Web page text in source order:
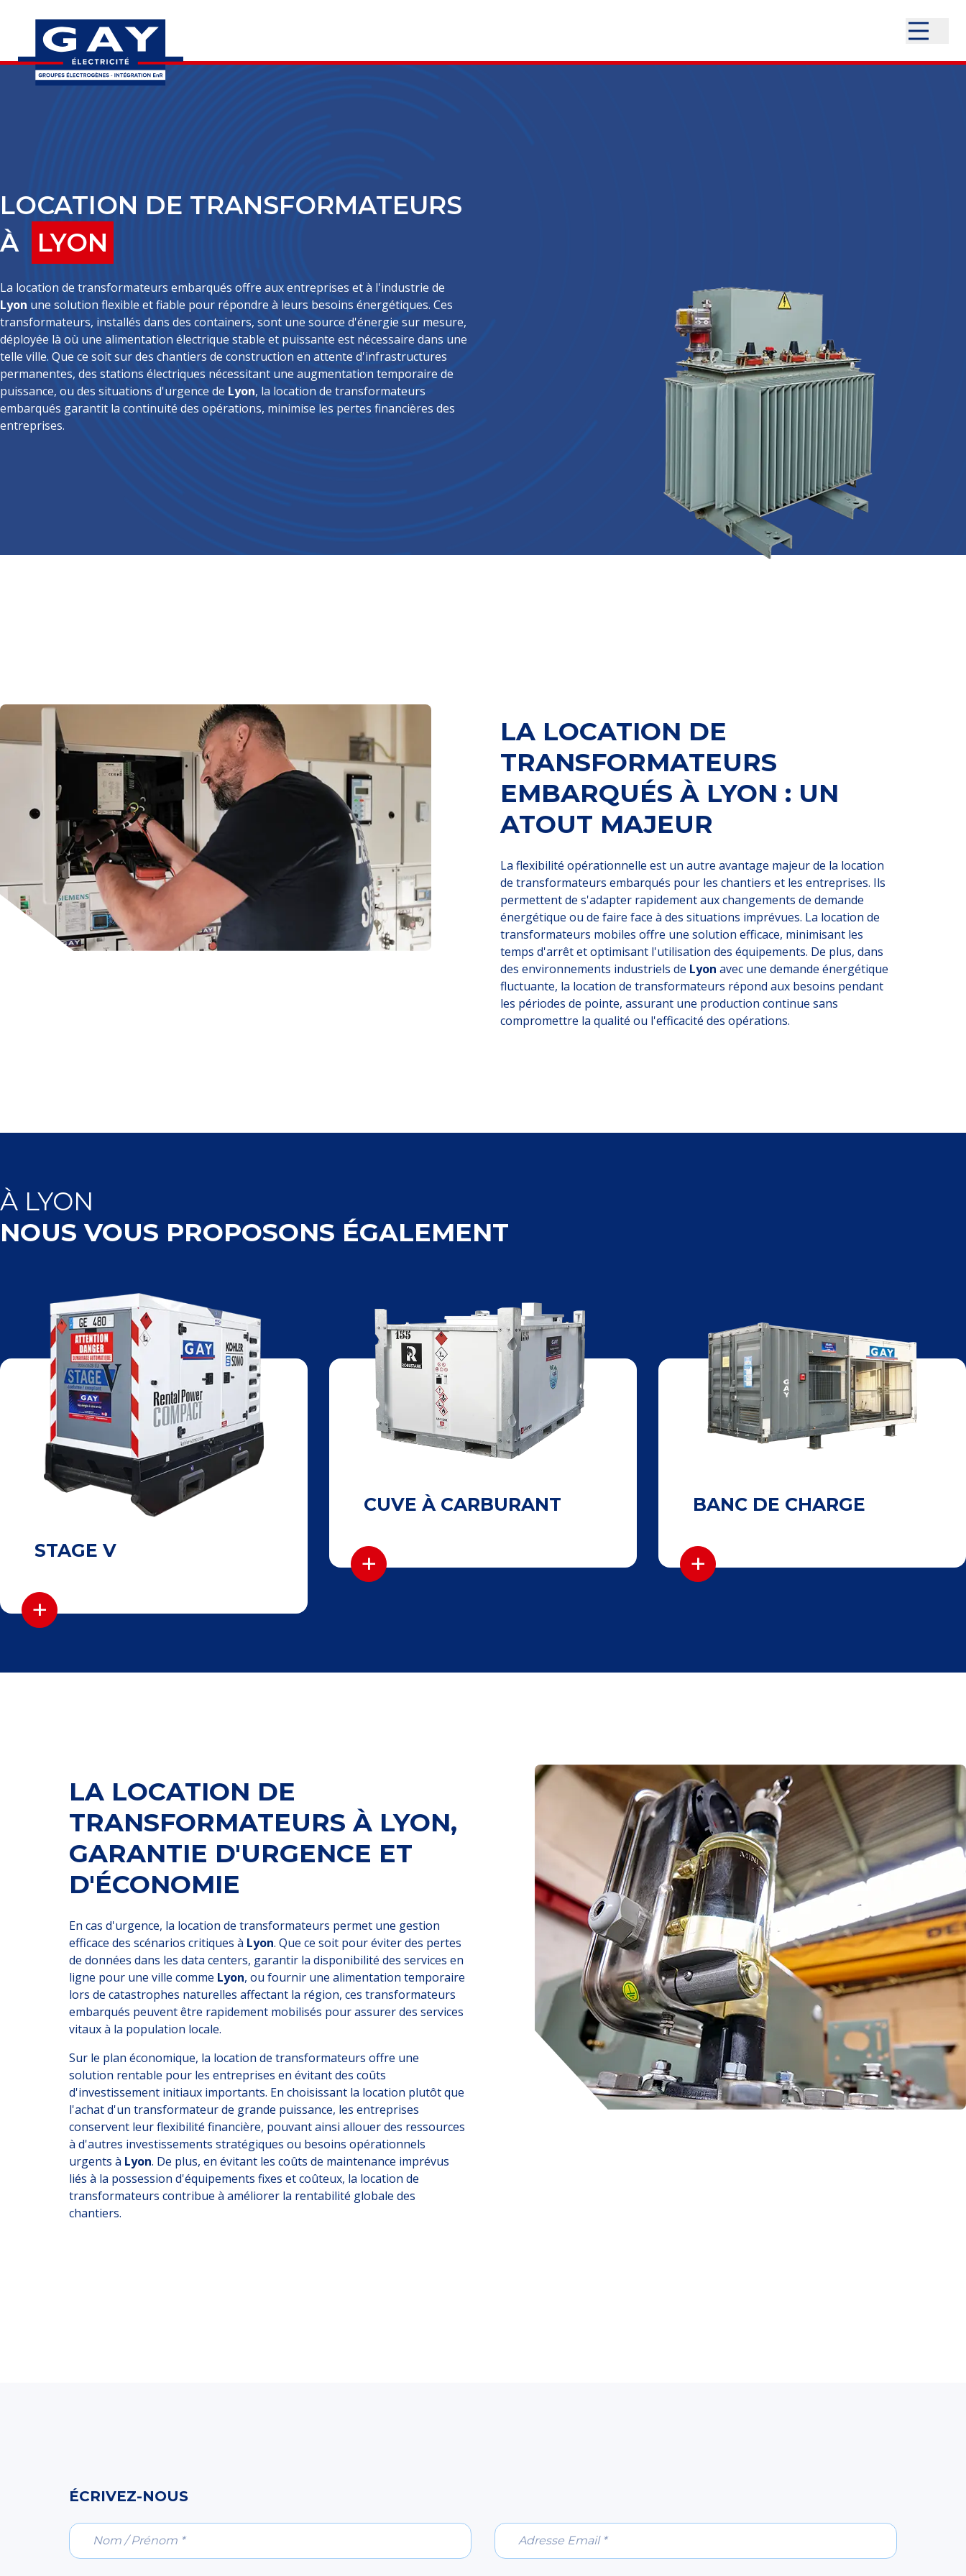
LOCATION DE TRANSFORMATEURS
À
LYON
La location de transformateurs embarqués offre aux entreprises et à l'industrie de
Lyon une solution flexible et fiable pour répondre à leurs besoins énergétiques. Ces
transformateurs, installés dans des containers, sont une source d'énergie sur mesure,
déployée là où une alimentation électrique stable et puissante est nécessaire dans une
telle ville. Que ce soit sur des chantiers de construction en attente d'infrastructures
permanentes, des stations électriques nécessitant une augmentation temporaire de
puissance, ou des situations d'urgence de Lyon, la location de transformateurs
embarqués garantit la continuité des opérations, minimise les pertes financières des
entreprises.
LA LOCATION DE
TRANSFORMATEURS
EMBARQUÉS À LYON : UN
ATOUT MAJEUR
La flexibilité opérationnelle est un autre avantage majeur de la location
de transformateurs embarqués pour les chantiers et les entreprises. Ils
permettent de s'adapter rapidement aux changements de demande
énergétique ou de faire face à des situations imprévues. La location de
transformateurs mobiles offre une solution efficace, minimisant les
temps d'arrêt et optimisant l'utilisation des équipements. De plus, dans
des environnements industriels de Lyon avec une demande énergétique
fluctuante, la location de transformateurs répond aux besoins pendant
les périodes de pointe, assurant une production continue sans
compromettre la qualité ou l'efficacité des opérations.
À LYON
NOUS VOUS PROPOSONS ÉGALEMENT
STAGE V
+
CUVE À CARBURANT
+
BANC DE CHARGE
+
LA LOCATION DE
TRANSFORMATEURS À LYON,
GARANTIE D'URGENCE ET
D'ÉCONOMIE
En cas d'urgence, la location de transformateurs permet une gestion
efficace des scénarios critiques à Lyon. Que ce soit pour éviter des pertes
de données dans les data centers, garantir la disponibilité des services en
ligne pour une ville comme Lyon, ou fournir une alimentation temporaire
lors de catastrophes naturelles affectant la région, ces transformateurs
embarqués peuvent être rapidement mobilisés pour assurer des services
vitaux à la population locale.
Sur le plan économique, la location de transformateurs offre une
solution rentable pour les entreprises en évitant des coûts
d'investissement initiaux importants. En choisissant la location plutôt que
l'achat d'un transformateur de grande puissance, les entreprises
conservent leur flexibilité financière, pouvant ainsi allouer des ressources
à d'autres investissements stratégiques ou besoins opérationnels
urgents à Lyon. De plus, en évitant les coûts de maintenance imprévus
liés à la possession d'équipements fixes et coûteux, la location de
transformateurs contribue à améliorer la rentabilité globale des
chantiers.
ÉCRIVEZ-NOUS
Nom / Prénom * Adresse Email *